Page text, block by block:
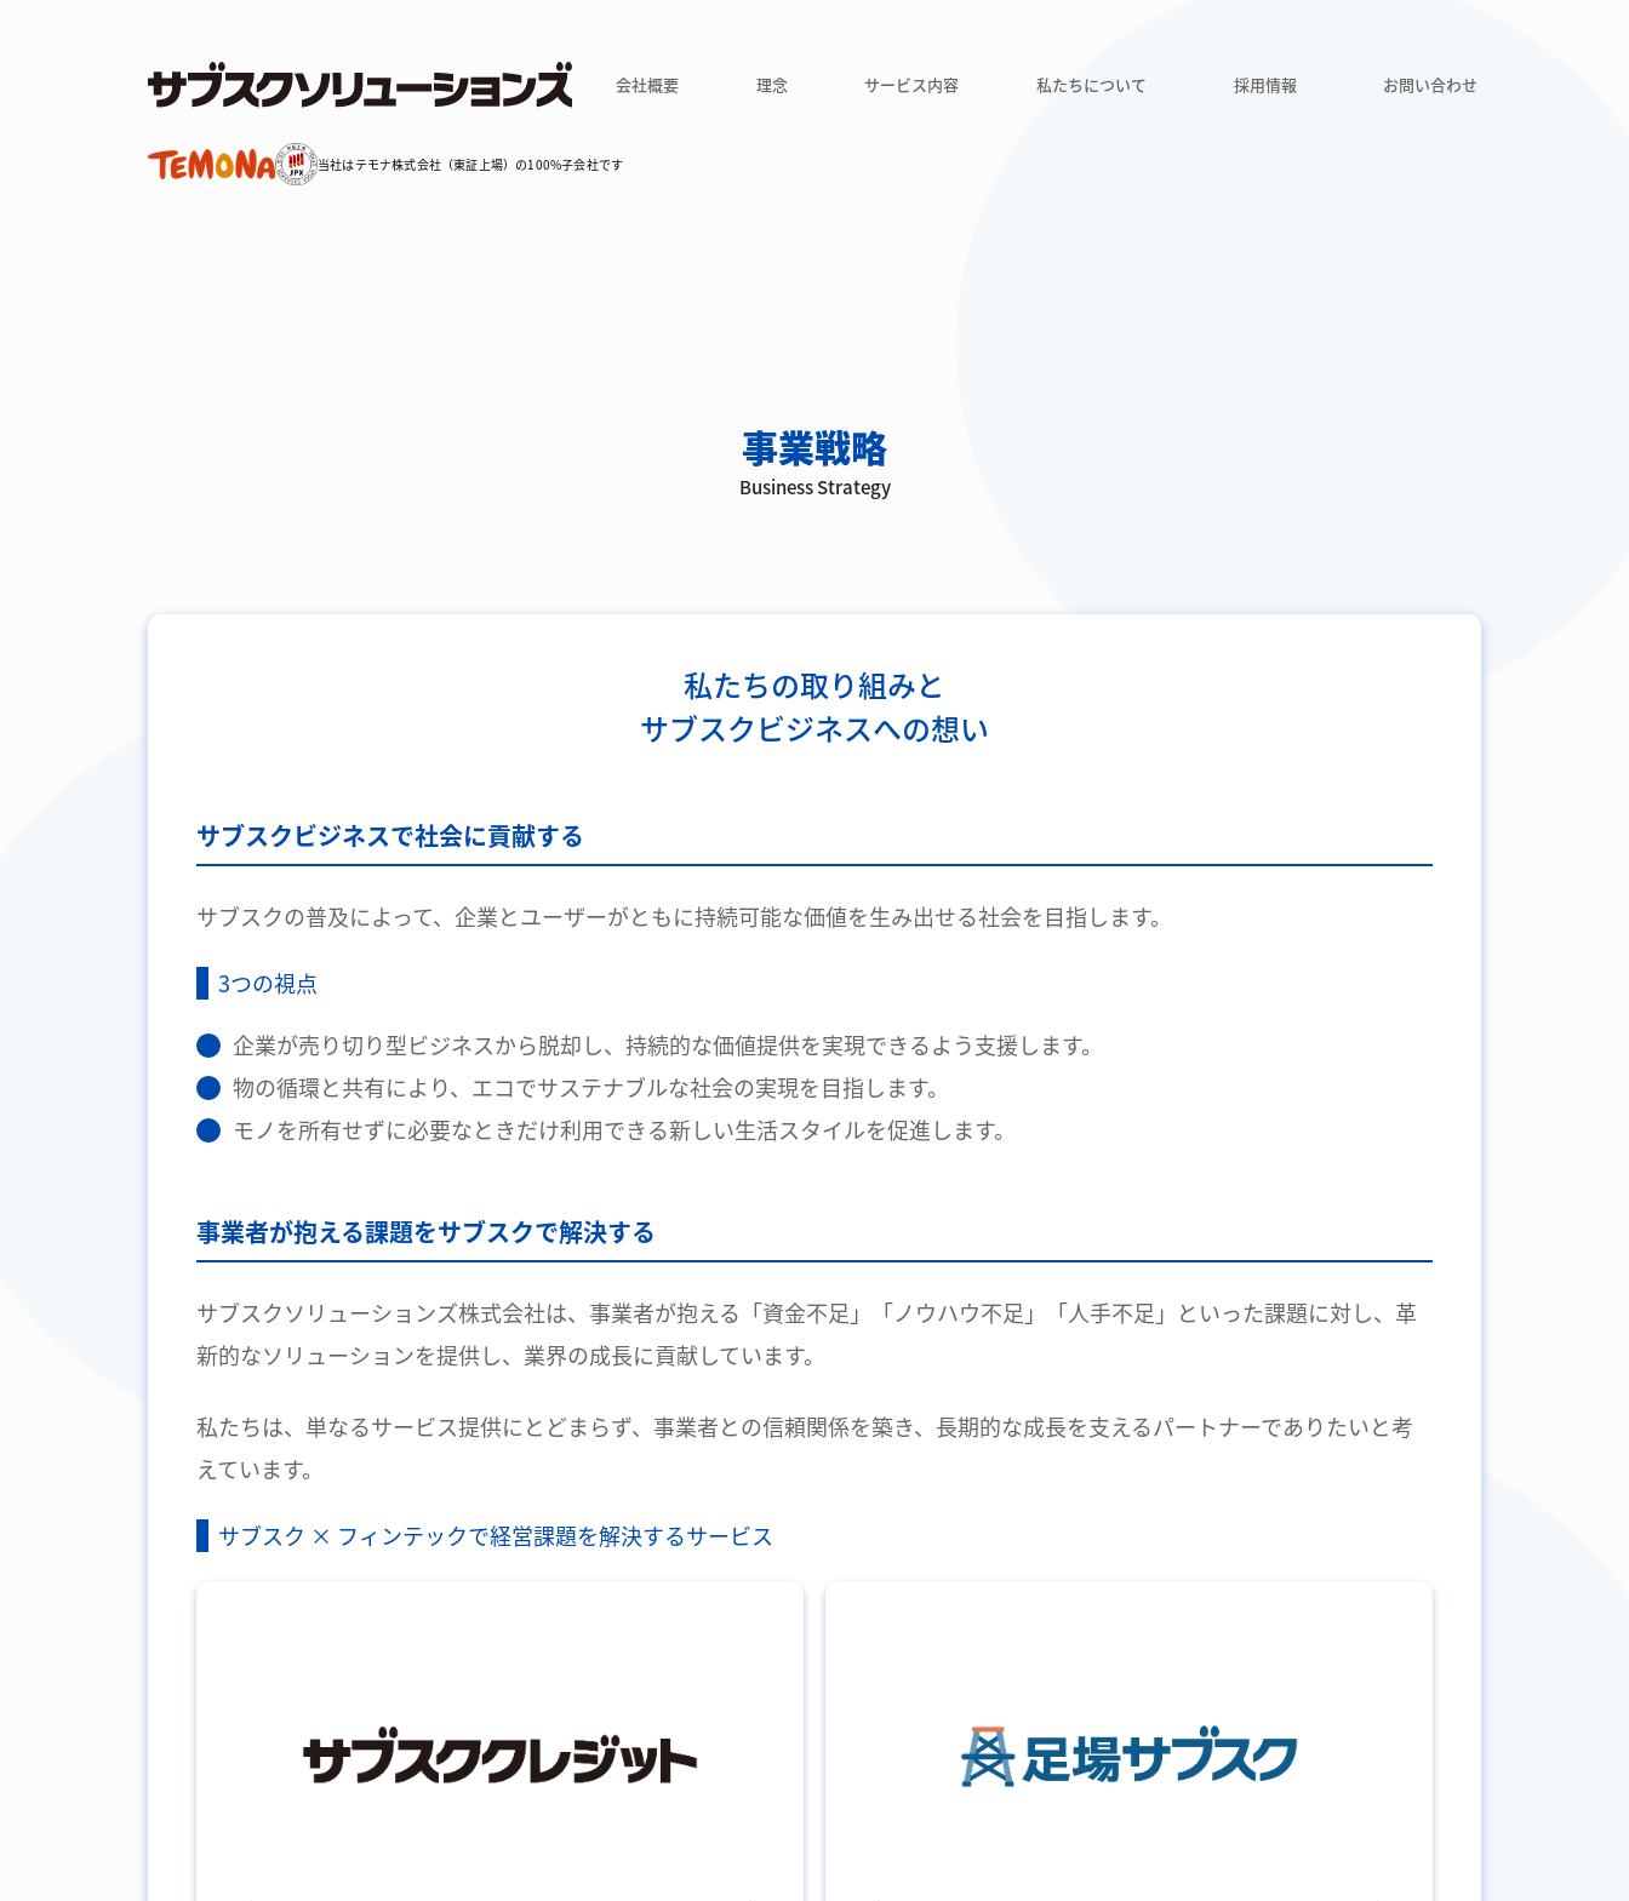
会社概要 理念 サービス内容 私たちについて 採用情報 お問い合わせ
当社はテモナ株式会社（東証上場）の100%子会社です
事業戦略
Business Strategy
私たちの取り組みと
サブスクビジネスへの想い
サブスクビジネスで社会に貢献する
サブスクの普及によって、企業とユーザーがともに持続可能な価値を生み出せる社会を目指します。
3つの視点
企業が売り切り型ビジネスから脱却し、持続的な価値提供を実現できるよう支援します。
物の循環と共有により、エコでサステナブルな社会の実現を目指します。
モノを所有せずに必要なときだけ利用できる新しい生活スタイルを促進します。
事業者が抱える課題をサブスクで解決する
サブスクソリューションズ株式会社は、事業者が抱える「資金不足」「ノウハウ不足」「人手不足」といった課題に対し、革
新的なソリューションを提供し、業界の成長に貢献しています。
私たちは、単なるサービス提供にとどまらず、事業者との信頼関係を築き、長期的な成長を支えるパートナーでありたいと考
えています。
サブスク × フィンテックで経営課題を解決するサービス